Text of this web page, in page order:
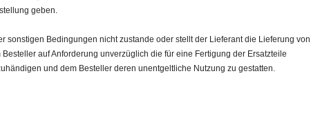
geben.
sonstigen Bedingungen nicht zustande oder stellt der Lieferant die Lieferung von
auf Anforderung unverzüglich die für eine Fertigung der Ersatzteile
und dem Besteller deren unentgeltliche Nutzung zu gestatten.